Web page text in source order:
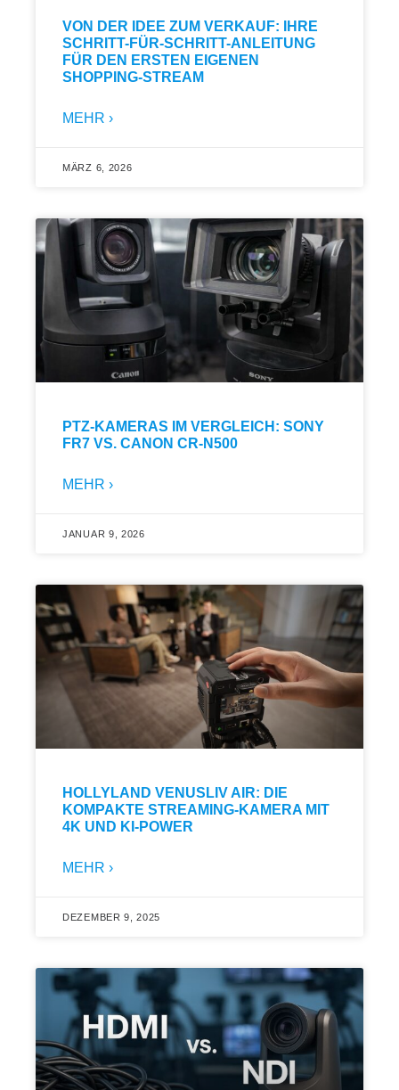
VON DER IDEE ZUM VERKAUF: IHRE
SCHRITT-FÜR-SCHRITT-ANLEITUNG
FÜR DEN ERSTEN EIGENEN
SHOPPING-STREAM
MEHR ›
MÄRZ 6, 2026
PTZ-KAMERAS IM VERGLEICH: SONY
FR7 VS. CANON CR-N500
MEHR ›
JANUAR 9, 2026
HOLLYLAND VENUSLIV AIR: DIE
KOMPAKTE STREAMING-KAMERA MIT
4K UND KI-POWER
MEHR ›
DEZEMBER 9, 2025